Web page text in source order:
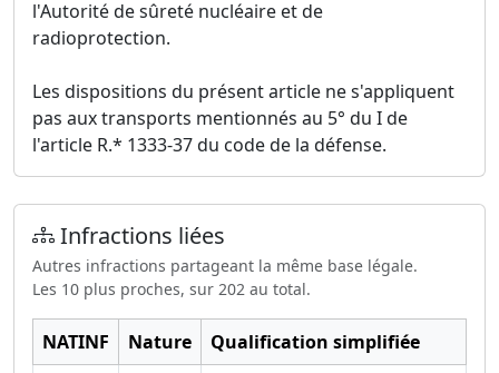
l'Autorité de sûreté nucléaire et de
radioprotection.
Les dispositions du présent article ne s'appliquent
pas aux transports mentionnés au 5° du I de
l'article R.* 1333-37 du code de la défense.
Infractions liées
Autres infractions partageant la même base légale.
Les 10 plus proches, sur 202 au total.
NATINF Nature
Qualification simplifiée